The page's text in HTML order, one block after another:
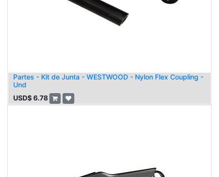
Partes - Kit de Junta - WESTWOOD - Nylon Flex Coupling -
Und
USD$6.78